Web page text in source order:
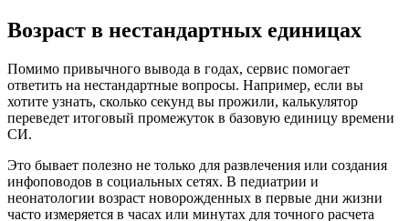
Возраст в нестандартных единицах
Помимо привычного вывода в годах, сервис помогает
ответить на нестандартные вопросы. Например, если вы
хотите узнать, сколько секунд вы прожили, калькулятор
переведет итоговый промежуток в базовую единицу времени
СИ.
Это бывает полезно не только для развлечения или создания
инфоповодов в социальных сетях. В педиатрии и
неонатологии возраст новорожденных в первые дни жизни
часто измеряется в часах или минутах для точного расчета